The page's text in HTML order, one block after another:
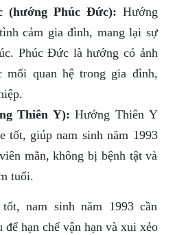
(hướng Phúc Đức): Hướng
cảm gia đình, mang lại sự
Phúc Đức là hướng có ảnh
mối quan hệ trong gia đình,
Thiên Y): Hướng Thiên Y
tốt, giúp nam sinh năm 1993
mãn, không bị bệnh tật và
tuổi.
nam sinh năm 1993 cần
hạn chế vận hạn và xui xẻo